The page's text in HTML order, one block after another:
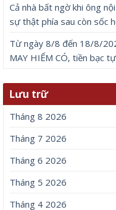
Cả nhà bất ngờ khi ông
sự thật phía sau còn sốc
Từ ngày 8/8 đến 18/8/
MAY HIẾM CÓ, tiền bạc
Lưu trữ
Tháng 8 2026
Tháng 7 2026
Tháng 6 2026
Tháng 5 2026
Tháng 4 2026